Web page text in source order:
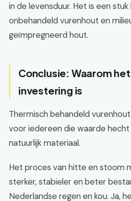
in de levensduur. Het is een
onbehandeld vurenhout en
geïmpregneerd hout.
Conclusie: Waarom
investering is
Thermisch behandeld
voor iedereen die waarde
natuurlijk materiaal.
Het proces van hitte en stoom
sterker, stabieler en beter
Nederlandse regen en kou. Ja,